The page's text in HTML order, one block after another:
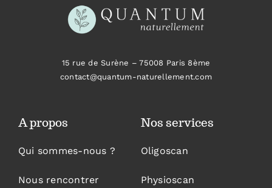
15 rue de Surène –75008 Paris 8ème
contact@quantum-naturellement.com
A propos
Qui sommes-nous ?
Nous rencontrer
Nos services
Oligoscan
Physioscan